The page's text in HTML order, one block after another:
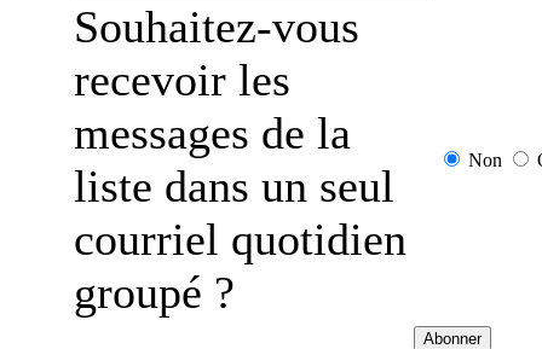
Souhaitez-vous
recevoir les
messages de la
liste dans un seul
courriel quotidien
groupé ?
Non